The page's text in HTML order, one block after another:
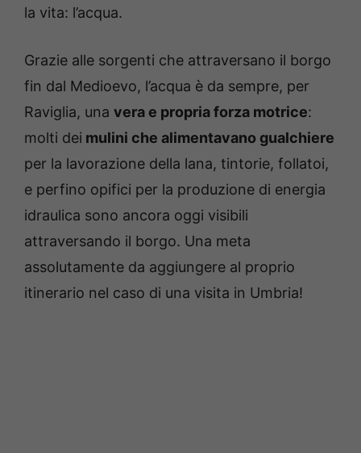
la vita: l’acqua.
Grazie alle sorgenti che attraversano il borgo
fin dal Medioevo, l’acqua è da sempre, per
Raviglia, una vera e propria forza motrice:
molti dei mulini che alimentavano gualchiere
per la lavorazione della lana, tintorie, follatoi,
e perfino opifici per la produzione di energia
idraulica sono ancora oggi visibili
attraversando il borgo. Una meta
assolutamente da aggiungere al proprio
itinerario nel caso di una visita in Umbria!